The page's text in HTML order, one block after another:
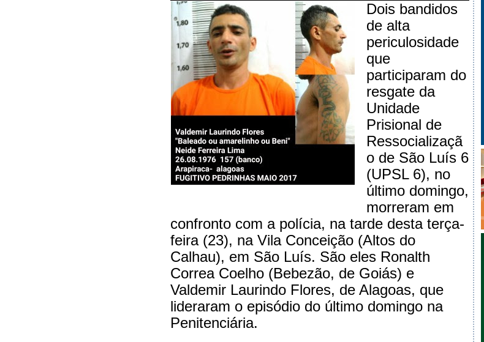
Dois bandidos
de alta
periculosidade
que
participaram do
resgate da
Unidade
Prisional de
Ressocializaçã
o de São Luís 6
(UPSL 6), no
último domingo,
morreram em
confronto com a polícia, na tarde desta terça-
feira (23), na Vila Conceição (Altos do
Calhau), em São Luís. São eles Ronalth
Correa Coelho (Bebezão, de Goiás) e
Valdemir Laurindo Flores, de Alagoas, que
lideraram o episódio do último domingo na
Penitenciária.